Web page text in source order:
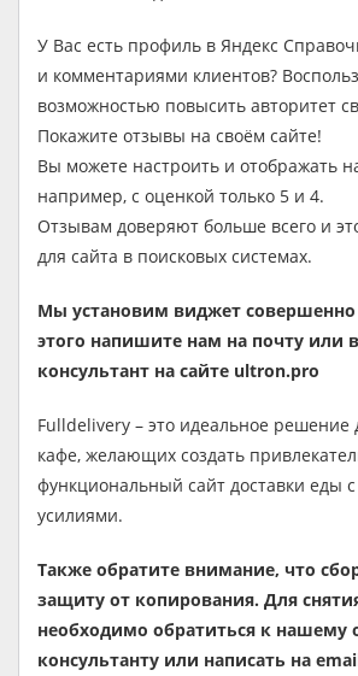
У Вас есть профиль в Яндекс
и комментариями клиентов?
возможностью повысить авторитет
Покажите отзывы на своём сайте!
Вы можете настроить и отображать
например, с оценкой только 5 и 4.
Отзывам доверяют больше всего и
для сайта в поисковых системах.
Мы установим виджет совершенно
этого напишите нам на почту или
консультант на сайте ultron.pro
Fulldelivery – это идеальное решение
кафе, желающих создать
функциональный сайт доставки еды
усилиями.
Также обратите внимание, что
защиту от копирования. Для
необходимо обратиться к нашему
консультанту или написать на